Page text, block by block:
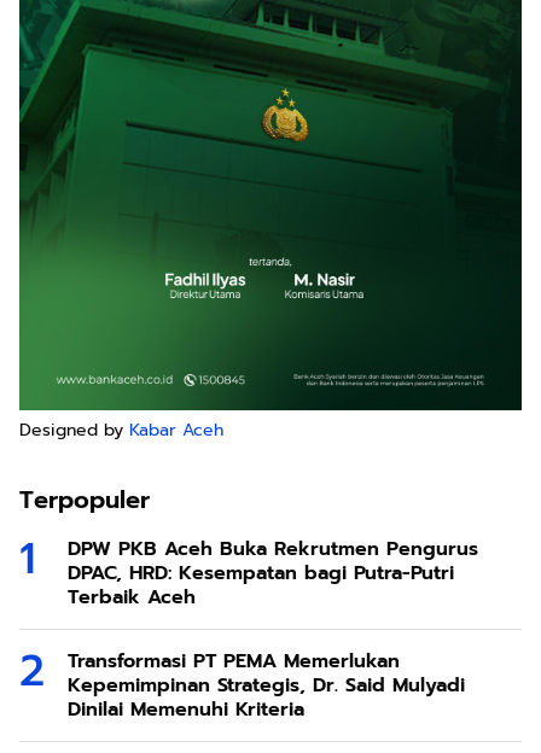
Designed by Kabar Aceh
Terpopuler
DPW PKB Aceh Buka Rekrutmen Pengurus
DPAC, HRD: Kesempatan bagi Putra-Putri
Terbaik Aceh
Transformasi PT PEMA Memerlukan
Kepemimpinan Strategis, Dr. Said Mulyadi
Dinilai Memenuhi Kriteria